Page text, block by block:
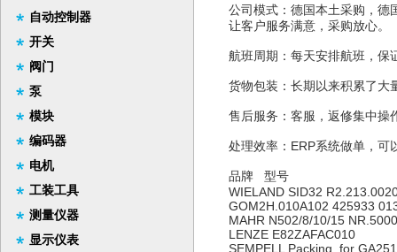
自动控制器
开关
阀门
泵
模块
编码器
电机
工装工具
测量仪器
显示仪表
公司模式：德国本土采购，德
让客户服务满意，采购放心。
航班周期：每天安排航班，保
货物包装：长期以来积累了大
售后服务：客服，返修集中操
处理效率：ERP系统做单，可
品牌 型号
WIELAND SID32
GOM2H.010A102 425933
MAHR N502/8/10/15
LENZE E82ZAFAC010
SEMPELL Packing for